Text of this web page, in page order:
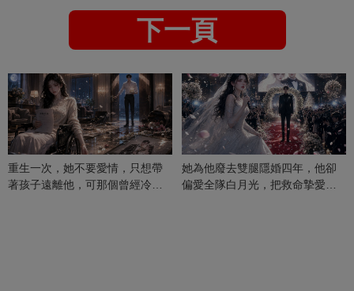
下一頁
重生一次，她不要愛情，只想帶
著孩子遠離他，可那個曾經冷漠
她為他廢去雙腿隱婚四年，他卻
偏愛全隊白月光，把救命摯愛當